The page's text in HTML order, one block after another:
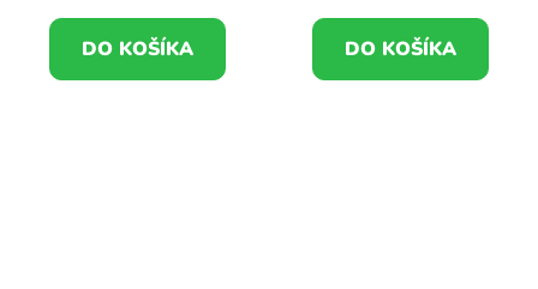
DO KOŠÍKA DO KOŠÍKA